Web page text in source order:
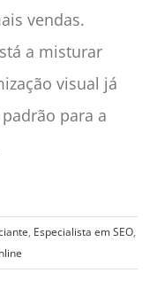
vendas.
a misturar
visual já
para a
, Especialista em SEO,